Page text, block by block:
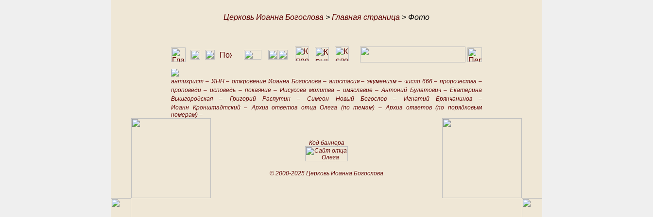
Церковь Иоанна Богослова > Главная страница > Фото
антихрист – ИНН – откровение Иоанна Богослова – апостасия – экуменизм – число 666 – пророчества –
проповеди – исповедь – покаяние – Иисусова молитва – имяславие – Антоний Булатович – Екатерина
Вышгородская –
Григорий Распутин – Симеон Новый Богослов –
Игнатий Брянчанинов –
Иоанн Кронштадтский –
Архив ответов отца Олега (по темам) –
Архив ответов (по порядковым
номерам) –
Код баннера
© 2000-2025 Церковь Иоанна Богослова